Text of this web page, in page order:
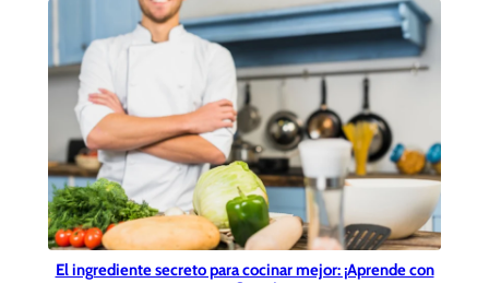
El ingrediente secreto para cocinar mejor: ¡Aprende con